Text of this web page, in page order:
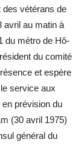
des vétérans de
avril au matin à
du métro de Hô-
du comité
et espère
service aux
prévision du
(30 avril 1975)
général du